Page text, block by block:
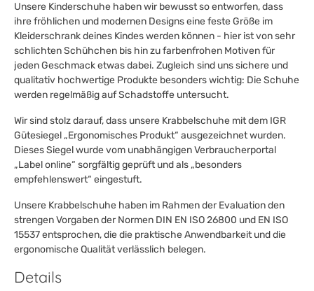
Unsere Kinderschuhe haben wir bewusst so entworfen, dass
ihre fröhlichen und modernen Designs eine feste Größe im
Kleiderschrank deines Kindes werden können - hier ist von sehr
schlichten Schühchen bis hin zu farbenfrohen Motiven für
jeden Geschmack etwas dabei. Zugleich sind uns sichere und
qualitativ hochwertige Produkte besonders wichtig: Die Schuhe
werden regelmäßig auf Schadstoffe untersucht.
Wir sind stolz darauf, dass unsere Krabbelschuhe mit dem IGR
Gütesiegel „Ergonomisches Produkt“ ausgezeichnet wurden.
Dieses Siegel wurde vom unabhängigen Verbraucherportal
„Label online“ sorgfältig geprüft und als „besonders
empfehlenswert“ eingestuft.
Unsere Krabbelschuhe haben im Rahmen der Evaluation den
strengen Vorgaben der Normen DIN EN ISO 26800 und EN ISO
15537 entsprochen, die die praktische Anwendbarkeit und die
ergonomische Qualität verlässlich belegen.
Details